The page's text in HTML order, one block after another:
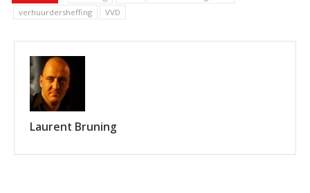
verhuurdersheffing
VVD
Laurent Bruning